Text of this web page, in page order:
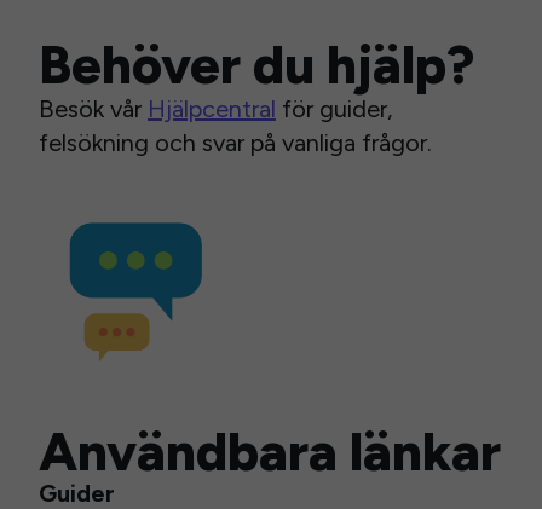
Behöver du hjälp?
Besök vår Hjälpcentral för guider,
felsökning och svar på vanliga frågor.
Användbara länkar
Guider